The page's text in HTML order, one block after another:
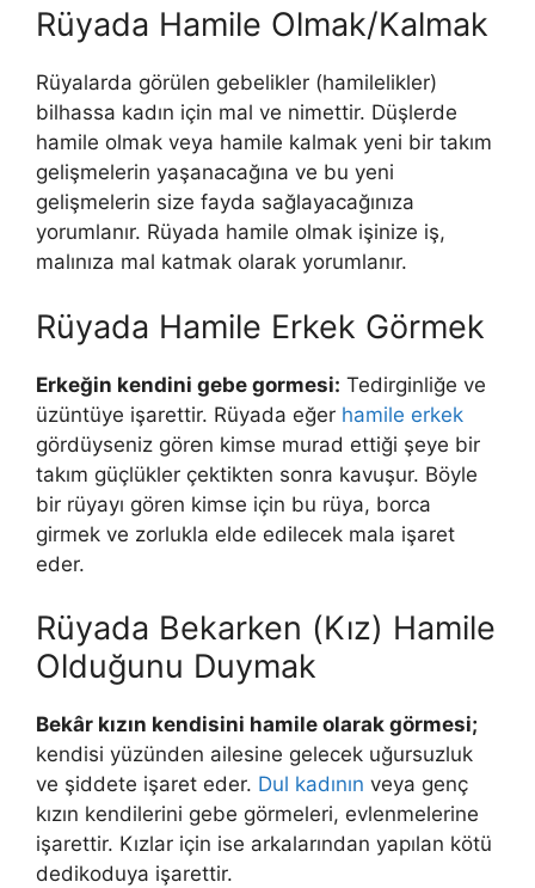
Rüyada Hamile Olmak/Kalmak
Rüyalarda görülen gebelikler (hamilelikler)
bilhassa kadın için mal ve nimettir. Düşlerde
hamile olmak veya hamile kalmak yeni bir takım
gelişmelerin yaşanacağına ve bu yeni
gelişmelerin size fayda sağlayacağınıza
yorumlanır. Rüyada hamile olmak işinize iş,
malınıza mal katmak olarak yorumlanır.
Rüyada Hamile Erkek Görmek
Erkeğin kendini gebe gormesi: Tedirginliğe ve
üzüntüye işarettir. Rüyada eğer hamile erkek
gördüyseniz gören kimse murad ettiği şeye bir
takım güçlükler çektikten sonra kavuşur. Böyle
bir rüyayı gören kimse için bu rüya, borca
girmek ve zorlukla elde edilecek mala işaret
eder.
Rüyada Bekarken (Kız) Hamile
Olduğunu Duymak
Bekâr kızın kendisini hamile olarak görmesi;
kendisi yüzünden ailesine gelecek uğursuzluk
ve şiddete işaret eder. Dul kadının veya genç
kızın kendilerini gebe görmeleri, evlenmelerine
işarettir. Kızlar için ise arkaların­dan yapılan kötü
dedikoduya işarettir.